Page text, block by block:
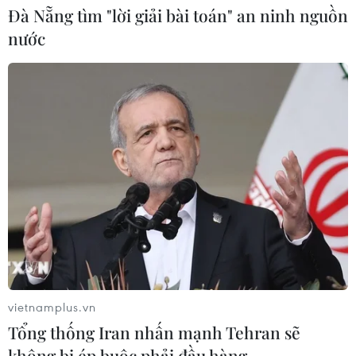
Tổng Biên tập: TRẦN TIẾN DUẨN
Phó Tổng Biên tập: NGUYỄN THỊ TÁM, KHÚC THANH
Quy định sử dụng
RSS
Hỗ trợ
Ngôn ngữ
TTXVN
Dịch vụ tin
Quảng cáo
Liên hệ
Đà Nẵng tìm "lời giải bài toán" an ninh nguồn
nước
vietnamplus.vn
Tổng thống Iran nhấn mạnh Tehran sẽ